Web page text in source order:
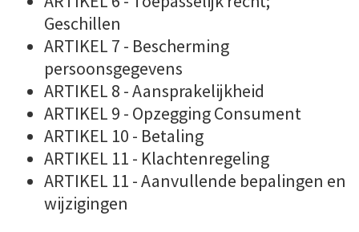
Geschillen
ARTIKEL 7 - Bescherming
persoonsgegevens
ARTIKEL 8 - Aansprakelijkheid
ARTIKEL 9 - Opzegging Consument
ARTIKEL 10 - Betaling
ARTIKEL 11 - Klachtenregeling
ARTIKEL 11 - Aanvullende bepalingen en
wijzigingen